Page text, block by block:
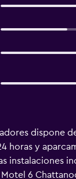
dispone
horas y
instalaciones
6